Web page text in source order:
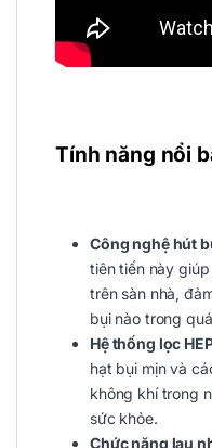
Tính năng nổi
Công nghệ hút
tiên tiến này
trên sàn nhà,
bụi nào trong
Hệ thống lọc
hạt bụi mịn và
không khí trong
sức khỏe.
Chức năng lau